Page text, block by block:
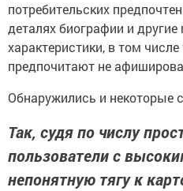
потребительских
деталях биографии и
характеристики, в том
предпочитают не
Обнаружились и некоторые
Так, судя по числу
пользователи с
непонятную тягу к